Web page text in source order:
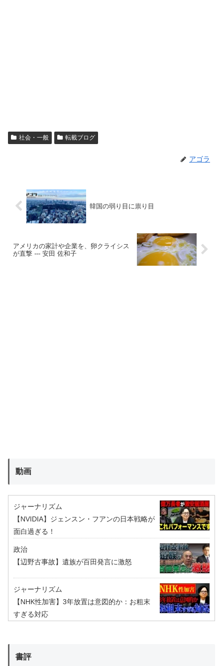
社会・一般 転載ブログ
アゴラ
韓国の弱り目に祟り目
アメリカの家計や企業を、卵クライシス
が直撃 --- 安田 佐和子
動画
ジャーナリズム
【NVIDIA】ジェンスン・フアンの日本戦略が
面白過ぎる！
政治
【辺野古事故】遺族が百田発言に激怒
ジャーナリズム
【NHK性加害】3年放置は意図的か：お粗末
すぎる対応
書評